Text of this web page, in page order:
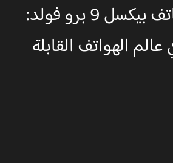
جوجل تطلق هاتف بيكسل 9 برو فولد:
الهواتف القابلة